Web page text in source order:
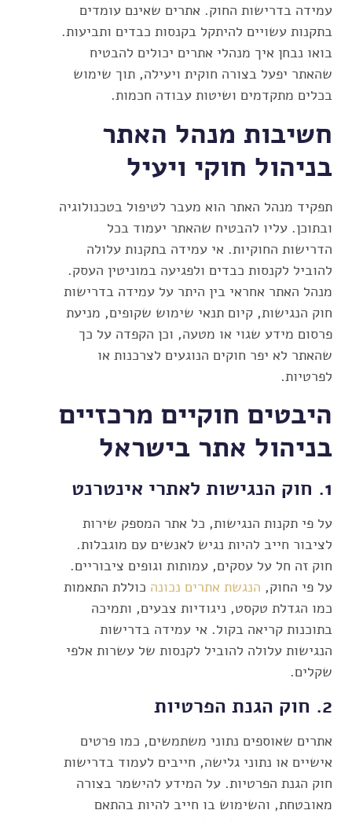
עמידה בדרישות החוק. אתרים שאינם עומדים
בתקנות עשויים להיתקל בקנסות כבדים ותביעות.
בואו נבחן איך מנהלי אתרים יכולים להבטיח
שהאתר יפעל בצורה חוקית ויעילה, תוך שימוש
בכלים מתקדמים ושיטות עבודה חכמות.
חשיבות מנהל האתר
בניהול חוקי ויעיל
תפקיד מנהל האתר הוא מעבר לטיפול בטכנולוגיה
ובתוכן. עליו להבטיח שהאתר יעמוד בכל
הדרישות החוקיות. אי עמידה בתקנות עלולה
להוביל לקנסות כבדים ולפגיעה במוניטין העסק.
מנהל האתר אחראי בין היתר על עמידה בדרישות
חוק הנגישות, קיום תנאי שימוש שקופים, מניעת
פרסום מידע שגוי או מטעה, וכן הקפדה על כך
שהאתר לא יפר חוקים הנוגעים לצרכנות או
לפרטיות.
היבטים חוקיים מרכזיים
בניהול אתר בישראל
1. חוק הנגישות לאתרי אינטרנט
על פי תקנות הנגישות, כל אתר המספק שירות
לציבור חייב להיות נגיש לאנשים עם מוגבלות.
חוק זה חל על עסקים, עמותות וגופים ציבוריים.
על פי החוק, הנגשת אתרים נכונה כוללת התאמות
כמו הגדלת טקסט, ניגודיות צבעים, ותמיכה
בתוכנות קריאה בקול. אי עמידה בדרישות
הנגישות עלולה להוביל לקנסות של עשרות אלפי
שקלים.
2. חוק הגנת הפרטיות
אתרים שאוספים נתוני משתמשים, כמו פרטים
אישיים או נתוני גלישה, חייבים לעמוד בדרישות
חוק הגנת הפרטיות. על המידע להישמר בצורה
מאובטחת, והשימוש בו חייב להיות בהתאם